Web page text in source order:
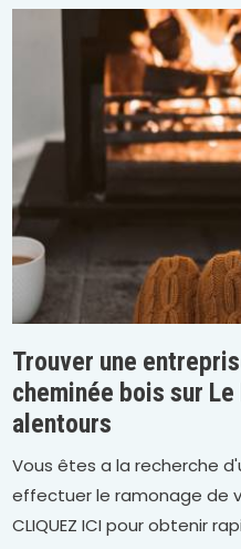
Trouver une
cheminée bois sur
alentours
Vous êtes a la recherche
effectuer le ramonage de
CLIQUEZ ICI pour obtenir